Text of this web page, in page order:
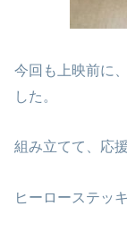
今回も上映前に
した。
組み立てて、応
ヒーローステッ